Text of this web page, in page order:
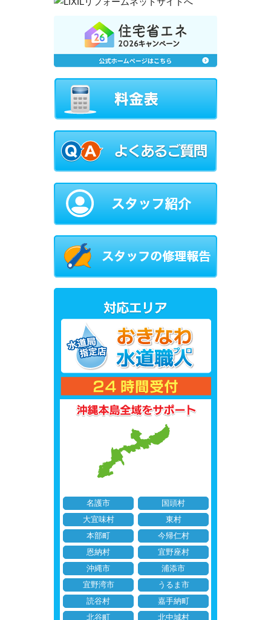
名護市
国頭村
大宜味村
東村
本部町
今帰仁村
恩納村
宜野座村
沖縄市
浦添市
宜野湾市
うるま市
読谷村
嘉手納町
北谷町
北中城村